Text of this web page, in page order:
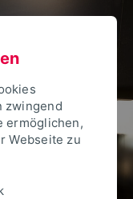
zwingend
ermöglichen,
Webseite zu